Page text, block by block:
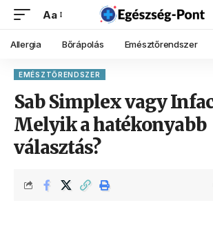
Aa
Allergia Bőrápolás Emésztőrendszer
EMÉSZTŐRENDSZER
Sab Simplex vagy
Melyik a hatékonyabb
választás?